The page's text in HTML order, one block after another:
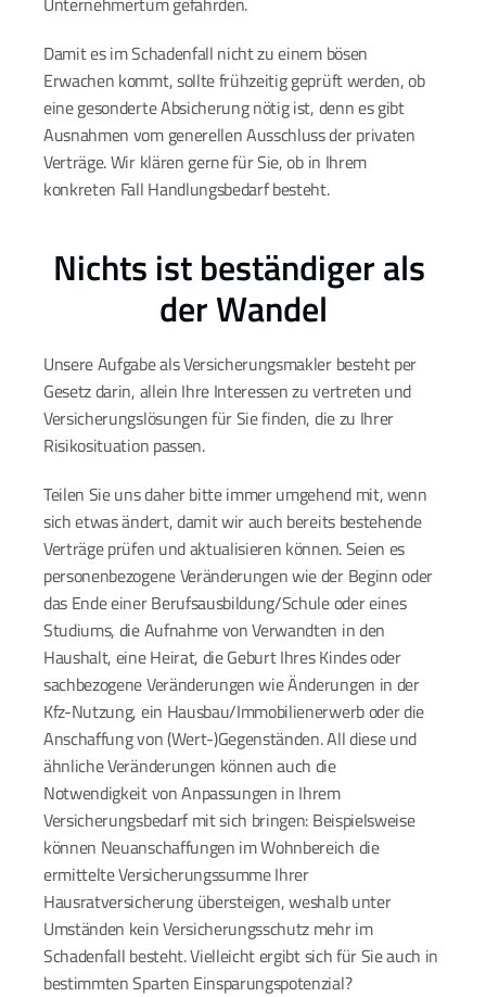
Damit es im Schadenfall nicht zu einem bösen
Erwachen kommt, sollte frühzeitig geprüft werden, ob
eine gesonderte Absicherung nötig ist, denn es gibt
Ausnahmen vom generellen Ausschluss der privaten
Verträge. Wir klären gerne für Sie, ob in Ihrem
konkreten Fall Handlungsbedarf besteht.
Nichts ist beständiger als
der Wandel
Unsere Aufgabe als Versicherungsmakler besteht per
Gesetz darin, allein Ihre Interessen zu vertreten und
Versicherungslösungen für Sie finden, die zu Ihrer
Risikosituation passen.
Teilen Sie uns daher bitte immer umgehend mit, wenn
sich etwas ändert, damit wir auch bereits bestehende
Verträge prüfen und aktualisieren können. Seien es
personenbezogene Veränderungen wie der Beginn oder
das Ende einer Berufsausbildung/Schule oder eines
Studiums, die Aufnahme von Verwandten in den
Haushalt, eine Heirat, die Geburt Ihres Kindes oder
sachbezogene Veränderungen wie Änderungen in der
Kfz-Nutzung, ein Hausbau/Immobilienerwerb oder die
Anschaffung von (Wert-)Gegenständen. All diese und
ähnliche Veränderungen können auch die
Notwendigkeit von Anpassungen in Ihrem
Versicherungsbedarf mit sich bringen: Beispielsweise
können Neuanschaffungen im Wohnbereich die
ermittelte Versicherungssumme Ihrer
Hausratversicherung übersteigen, weshalb unter
Umständen kein Versicherungsschutz mehr im
Schadenfall besteht. Vielleicht ergibt sich für Sie auch in
bestimmten Sparten Einsparungspotenzial?